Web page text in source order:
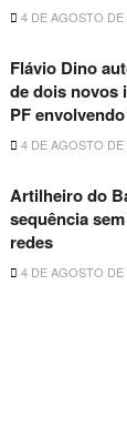
4 DE AGOSTO DE
Flávio Dino
de dois novos
PF
4 DE AGOSTO DE
Artilheiro do
sequência
redes
4 DE AGOSTO DE